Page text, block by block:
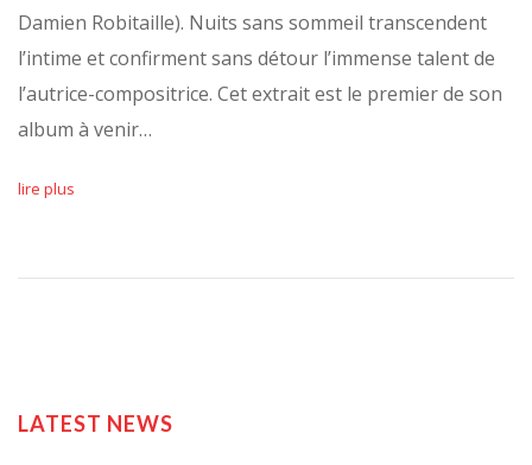
Damien Robitaille). Nuits sans sommeil transcendent
l’intime et confirment sans détour l’immense talent de
l’autrice-compositrice. Cet extrait est le premier de son
album à venir…
lire plus
LATEST NEWS